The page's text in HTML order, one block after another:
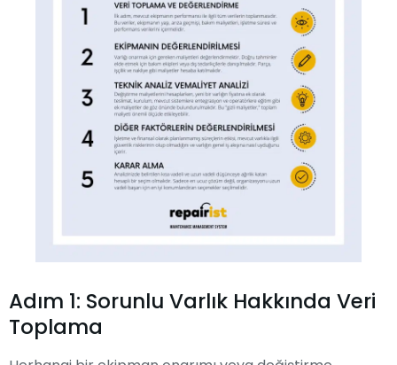
Adım 1: Sorunlu Varlık Hakkında Veri
Toplama